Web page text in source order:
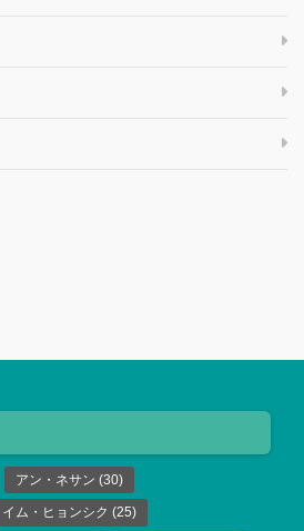
アン・ネサン (30)
イム・ヒョンシク (25)